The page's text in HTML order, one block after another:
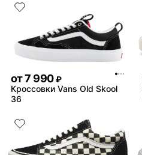
от7 990 ₽
Кроссовки Vans Old Skool
36